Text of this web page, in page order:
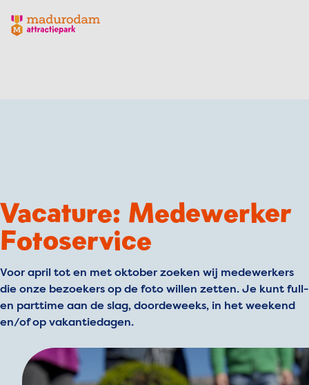
Madurodam logo, naar de homepage
Vacature: Medewerker
Fotoservice
Voor april tot en met oktober zoeken wij medewerkers
die onze bezoekers op de foto willen zetten. Je kunt full-
en parttime aan de slag, doordeweeks, in het weekend
en/of op vakantiedagen.